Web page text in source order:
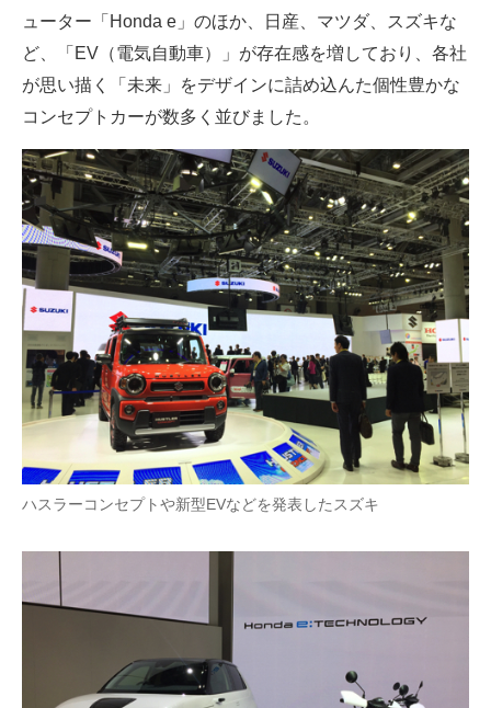
エネルギーの専門メディア
建設×テクノロジーの最前線
ちょっと気になるネットの話題
ューター「Honda e」のほか、日産、マツダ、スズキな
ど、「EV（電気自動車）」が存在感を増しており、各社
が思い描く「未来」をデザインに詰め込んた個性豊かな
コンセプトカーが数多く並びました。
ハスラーコンセプトや新型EVなどを発表したスズキ